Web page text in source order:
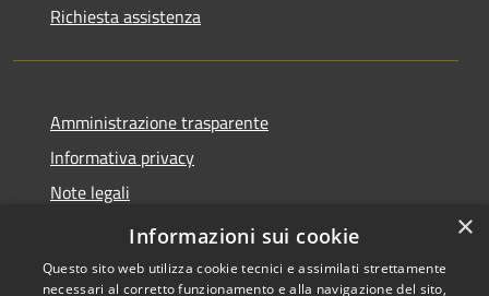
Richiesta assistenza
Amministrazione trasparente
Informativa privacy
Note legali
Dichiarazione di accessibilità
×
Informazioni sui cookie
Questo sito web utilizza cookie tecnici e assimilati strettamente
necessari al corretto funzionamento e alla navigazione del sito,